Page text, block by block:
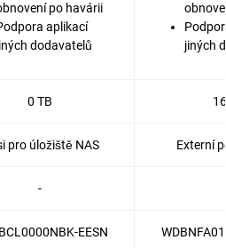
po havárii
aplikací
dodavatelů
jiných
0 TB
pro úložiště NAS Externí
-
EESN